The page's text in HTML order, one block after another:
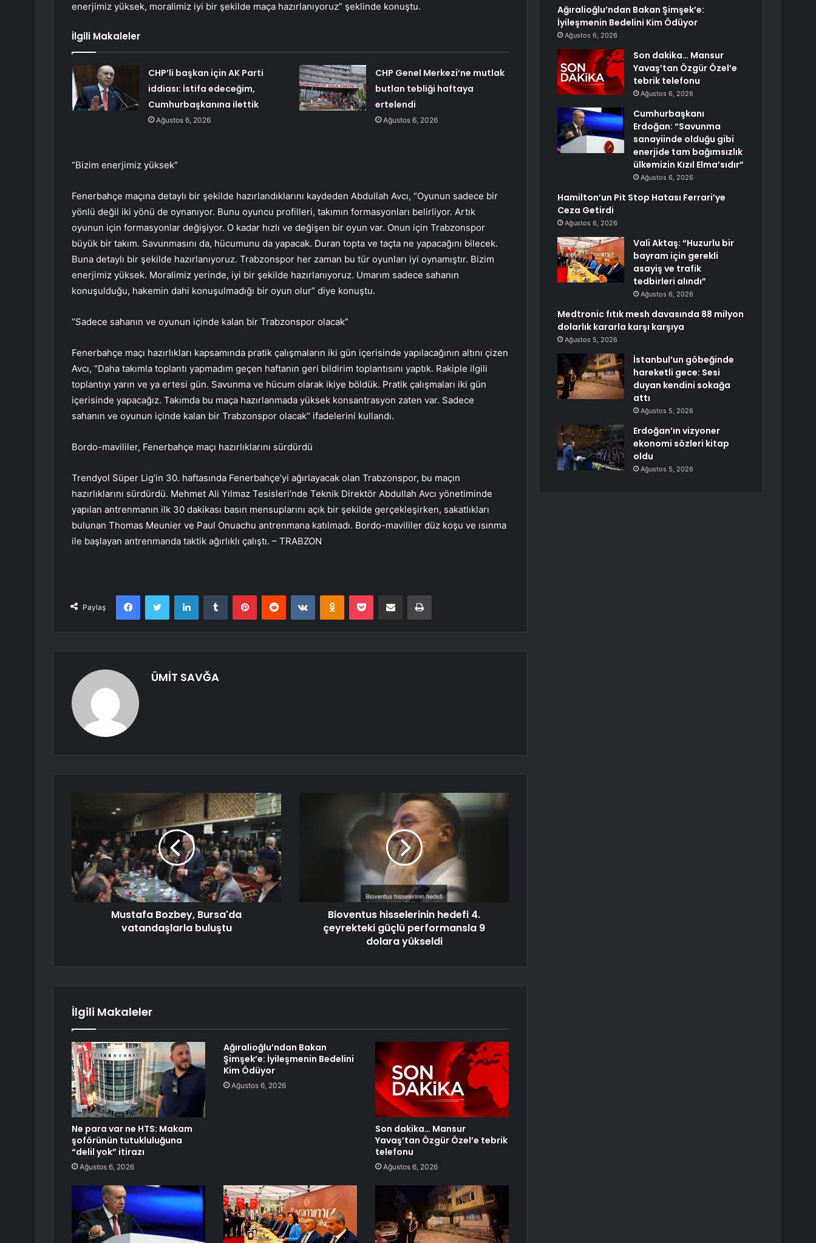
enerjimiz yüksek, moralimiz iyi bir şekilde maça hazırlanıyoruz” şeklinde konuştu.
İlgili Makaleler
CHP’li başkan için AK Parti
iddiası: İstifa edeceğim,
Cumhurbaşkanına ilettik
Ağustos 6, 2026
CHP Genel Merkezi’ne mutlak
butlan tebliği haftaya
ertelendi
Ağustos 6, 2026
“Bizim enerjimiz yüksek”
Fenerbahçe maçına detaylı bir şekilde hazırlandıklarını kaydeden Abdullah Avcı, “Oyunun sadece bir
yönlü değil iki yönü de oynanıyor. Bunu oyuncu profilleri, takımın formasyonları belirliyor. Artık
oyunun için formasyonlar değişiyor. O kadar hızlı ve değişen bir oyun var. Onun için Trabzonspor
büyük bir takım. Savunmasını da, hücumunu da yapacak. Duran topta ve taçta ne yapacağını bilecek.
Buna detaylı bir şekilde hazırlanıyoruz. Trabzonspor her zaman bu tür oyunları iyi oynamıştır. Bizim
enerjimiz yüksek. Moralimiz yerinde, iyi bir şekilde hazırlanıyoruz. Umarım sadece sahanın
konuşulduğu, hakemin dahi konuşulmadığı bir oyun olur” diye konuştu.
“Sadece sahanın ve oyunun içinde kalan bir Trabzonspor olacak”
Fenerbahçe maçı hazırlıkları kapsamında pratik çalışmaların iki gün içerisinde yapılacağının altını çizen
Avcı, “Daha takımla toplantı yapmadım geçen haftanın geri bildirim toplantısını yaptık. Rakiple ilgili
toplantıyı yarın ve ya ertesi gün. Savunma ve hücum olarak ikiye böldük. Pratik çalışmaları iki gün
içerisinde yapacağız. Takımda bu maça hazırlanmada yüksek konsantrasyon zaten var. Sadece
sahanın ve oyunun içinde kalan bir Trabzonspor olacak” ifadelerini kullandı.
Bordo-mavililer, Fenerbahçe maçı hazırlıklarını sürdürdü
Trendyol Süper Lig’in 30. haftasında Fenerbahçe’yi ağırlayacak olan Trabzonspor, bu maçın
hazırlıklarını sürdürdü. Mehmet Ali Yılmaz Tesisleri’nde Teknik Direktör Abdullah Avcı yönetiminde
yapılan antrenmanın ilk 30 dakikası basın mensuplarını açık bir şekilde gerçekleşirken, sakatlıkları
bulunan Thomas Meunier ve Paul Onuachu antrenmana katılmadı. Bordo-mavililer düz koşu ve ısınma
ile başlayan antrenmanda taktik ağırlıklı çalıştı. – TRABZON
Paylaş
FacebookTwitter LinkedInTumblr PinterestReddit VKontakteOdnoklassniki
Pocket E-Posta ile paylaş Yazdır
ÜMİT SAVĞA
Mustafa Bozbey, Bursa'da
vatandaşlarla buluştu
Bioventus hisselerinin hedefi 4.
çeyrekteki güçlü performansla 9
dolara yükseldi
İlgili Makaleler
Ne para var ne HTS: Makam
şoförünün tutukluluğuna
“delil yok” itirazı
Ağustos 6, 2026
Ağıralioğlu’ndan Bakan
Şimşek’e: İyileşmenin Bedelini
Kim Ödüyor
Ağustos 6, 2026
Son dakika… Mansur
Yavaş’tan Özgür Özel’e tebrik
telefonu
Ağustos 6, 2026
Ağıralioğlu’ndan Bakan Şimşek’e:
İyileşmenin Bedelini Kim Ödüyor
Ağustos 6, 2026
Son dakika… Mansur
Yavaş’tan Özgür Özel’e
tebrik telefonu
Ağustos 6, 2026
Cumhurbaşkanı
Erdoğan: “Savunma
sanayiinde olduğu gibi
enerjide tam bağımsızlık
ülkemizin Kızıl Elma’sıdır”
Ağustos 6, 2026
Hamilton’un Pit Stop Hatası Ferrari’ye
Ceza Getirdi
Ağustos 6, 2026
Vali Aktaş: “Huzurlu bir
bayram için gerekli
asayiş ve trafik
tedbirleri alındı”
Ağustos 6, 2026
Medtronic fıtık mesh davasında 88 milyon
dolarlık kararla karşı karşıya
Ağustos 5, 2026
İstanbul’un göbeğinde
hareketli gece: Sesi
duyan kendini sokağa
attı
Ağustos 5, 2026
Erdoğan’ın vizyoner
ekonomi sözleri kitap
oldu
Ağustos 5, 2026